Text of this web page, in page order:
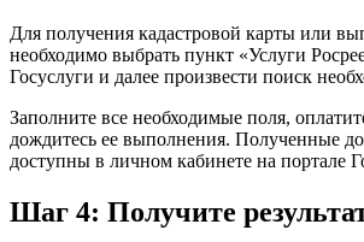
Для получения кадастровой карты или
необходимо выбрать пункт «Услуги
Госуслуги и далее произвести поиск
Заполните все необходимые поля,
дождитесь ее выполнения. Полученные
доступны в личном кабинете на портале
Шаг 4: Получите